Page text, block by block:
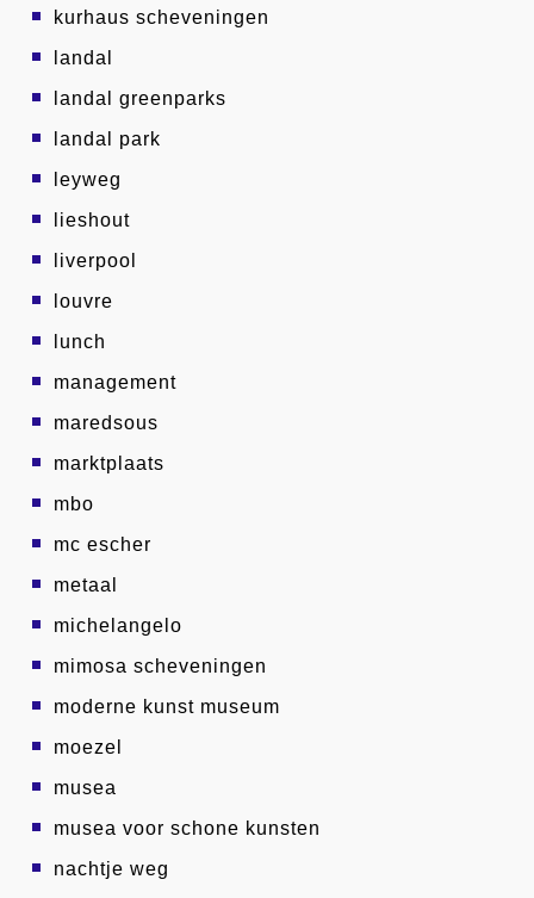
kurhaus scheveningen
landal
landal greenparks
landal park
leyweg
lieshout
liverpool
louvre
lunch
management
maredsous
marktplaats
mbo
mc escher
metaal
michelangelo
mimosa scheveningen
moderne kunst museum
moezel
musea
musea voor schone kunsten
nachtje weg